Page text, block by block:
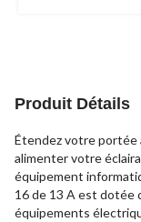
Produit Détails
Étendez votre portée
alimenter votre
équipement
16 de 13 A est dotée
équipements